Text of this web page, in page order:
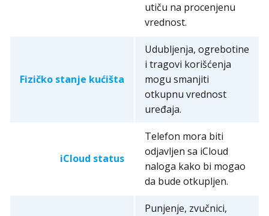
utiču na procenjenu
vrednost.
Fizičko stanje kućišta
Udubljenja, ogrebotine
i tragovi korišćenja
mogu smanjiti
otkupnu vrednost
uređaja.
iCloud status
Telefon mora biti
odjavljen sa iCloud
naloga kako bi mogao
da bude otkupljen.
Punjenje, zvučnici,